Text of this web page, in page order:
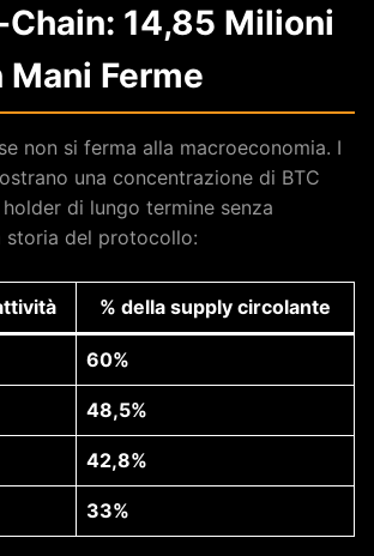
Chain: 14,85 Milioni
Mani Ferme
non si ferma alla macroeconomia. I
una concentrazione di BTC
di lungo termine senza
storia del protocollo:
% della supply circolante
60%
48,5%
42,8%
33%